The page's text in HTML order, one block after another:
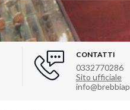
CONTATTI
0332770286
Sito ufficiale